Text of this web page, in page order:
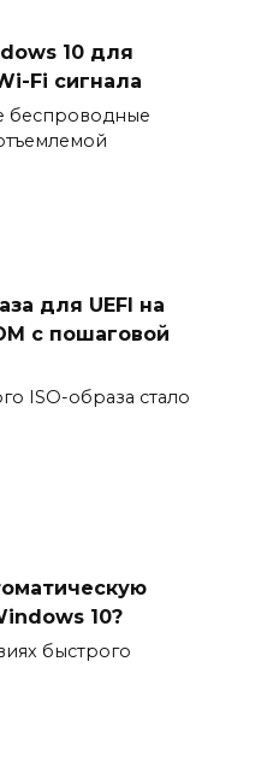
10 для
Fi сигнала
беспроводные
для UEFI на
с пошаговой
ISO-образа стало
10?
быстрого